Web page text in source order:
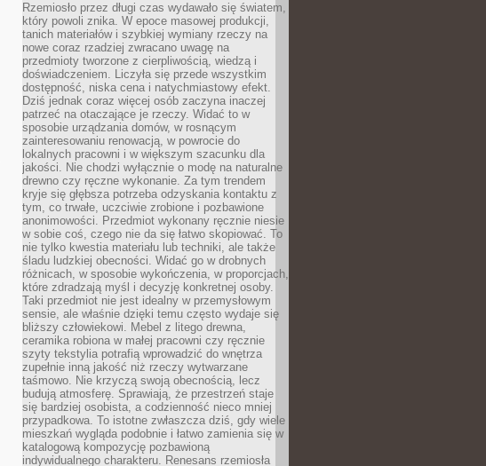
Rzemiosło przez długi czas wydawało się światem,
który powoli znika. W epoce masowej produkcji,
tanich materiałów i szybkiej wymiany rzeczy na
nowe coraz rzadziej zwracano uwagę na
przedmioty tworzone z cierpliwością, wiedzą i
doświadczeniem. Liczyła się przede wszystkim
dostępność, niska cena i natychmiastowy efekt.
Dziś jednak coraz więcej osób zaczyna inaczej
patrzeć na otaczające je rzeczy. Widać to w
sposobie urządzania domów, w rosnącym
zainteresowaniu renowacją, w powrocie do
lokalnych pracowni i w większym szacunku dla
jakości. Nie chodzi wyłącznie o modę na naturalne
drewno czy ręczne wykonanie. Za tym trendem
kryje się głębsza potrzeba odzyskania kontaktu z
tym, co trwałe, uczciwie zrobione i pozbawione
anonimowości. Przedmiot wykonany ręcznie niesie
w sobie coś, czego nie da się łatwo skopiować. To
nie tylko kwestia materiału lub techniki, ale także
śladu ludzkiej obecności. Widać go w drobnych
różnicach, w sposobie wykończenia, w proporcjach,
które zdradzają myśl i decyzję konkretnej osoby.
Taki przedmiot nie jest idealny w przemysłowym
sensie, ale właśnie dzięki temu często wydaje się
bliższy człowiekowi. Mebel z litego drewna,
ceramika robiona w małej pracowni czy ręcznie
szyty tekstylia potrafią wprowadzić do wnętrza
zupełnie inną jakość niż rzeczy wytwarzane
taśmowo. Nie krzyczą swoją obecnością, lecz
budują atmosferę. Sprawiają, że przestrzeń staje
się bardziej osobista, a codzienność nieco mniej
przypadkowa. To istotne zwłaszcza dziś, gdy wiele
mieszkań wygląda podobnie i łatwo zamienia się w
katalogową kompozycję pozbawioną
indywidualnego charakteru. Renesans rzemiosła